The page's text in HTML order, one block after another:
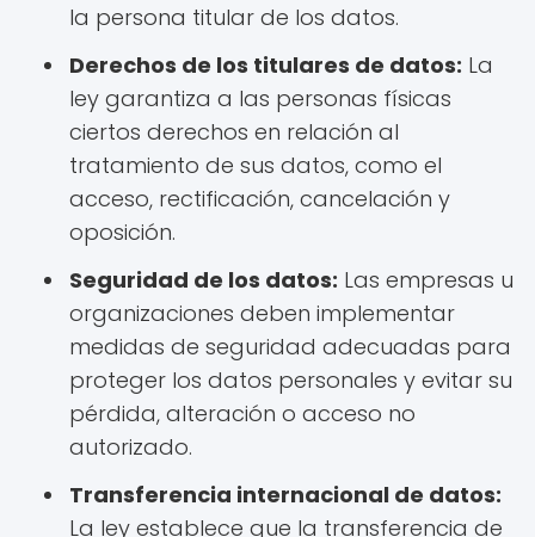
la persona titular de los datos.
Derechos de los titulares de datos: La
ley garantiza a las personas físicas
ciertos derechos en relación al
tratamiento de sus datos, como el
acceso, rectificación, cancelación y
oposición.
Seguridad de los datos: Las empresas u
organizaciones deben implementar
medidas de seguridad adecuadas para
proteger los datos personales y evitar su
pérdida, alteración o acceso no
autorizado.
Transferencia internacional de datos:
La ley establece que la transferencia de